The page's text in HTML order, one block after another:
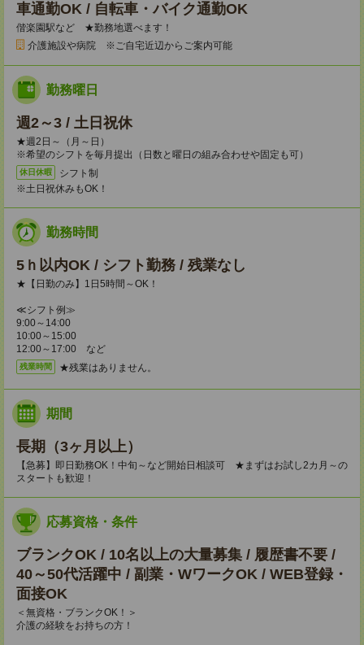
車通勤OK / 自転車・バイク通勤OK
偕楽園駅など ★勤務地選べます！
介護施設や病院 ※ご自宅近辺からご案内可能
勤務曜日
週2～3 / 土日祝休
★週2日～（月～日）
※希望のシフトを毎月提出（日数と曜日の組み合わせや固定も可）
休日休暇
シフト制
※土日祝休みもOK！
勤務時間
5ｈ以内OK / シフト勤務 / 残業なし
★【日勤のみ】1日5時間～OK！
≪シフト例≫
9:00～14:00
10:00～15:00
12:00～17:00 など
残業時間 ★残業はありません。
期間
長期（3ヶ月以上）
【急募】即日勤務OK！中旬～など開始日相談可 ★まずはお試し2カ月～の
スタートも歓迎！
応募資格・条件
ブランクOK / 10名以上の大量募集 / 履歴書不要 /
40～50代活躍中 / 副業・WワークOK / WEB登録・
面接OK
＜無資格・ブランクOK！＞
介護の経験をお持ちの方！